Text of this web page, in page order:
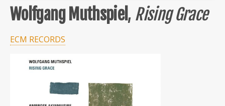
Wolfgang Muthspiel, Rising Grace
ECM RECORDS